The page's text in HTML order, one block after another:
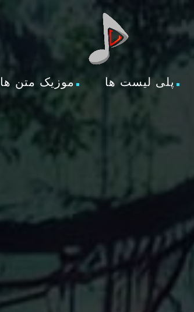
پلی لیست ها موزیک متن ها